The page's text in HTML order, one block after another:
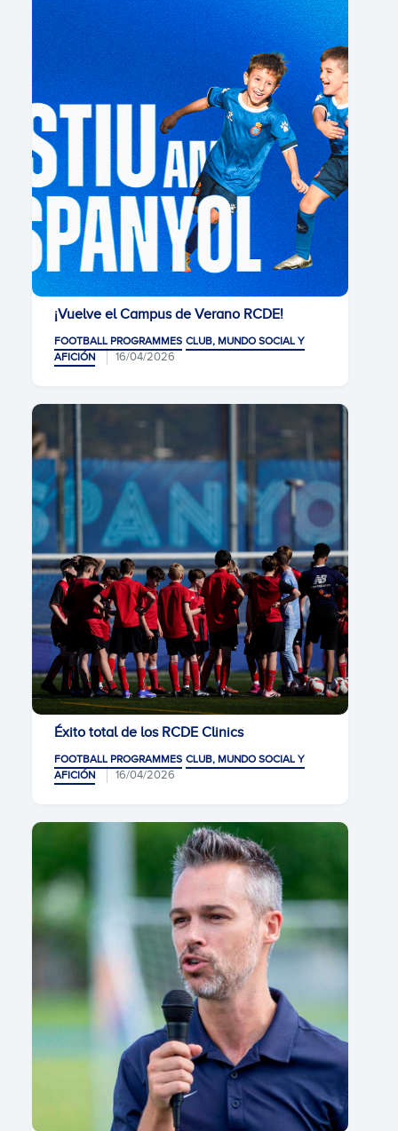
¡Vuelve el Campus de Verano RCDE!
FOOTBALL PROGRAMMES CLUB, MUNDO SOCIAL Y
AFICIÓN
16/04/2026
Éxito total de los RCDE Clinics
FOOTBALL PROGRAMMES CLUB, MUNDO SOCIAL Y
AFICIÓN
16/04/2026